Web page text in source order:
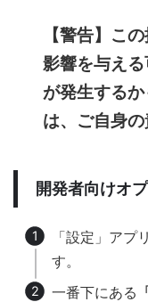
【警告】こ
影響を与え
が発生する
は、ご自身の
開発者向けオ
「設定」アプ
す。
一番下にある